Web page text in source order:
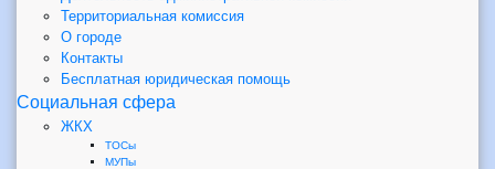
Территориальная комиссия
О городе
Контакты
Бесплатная юридическая помощь
Социальная сфера
ЖКХ
ТОСы
МУПы